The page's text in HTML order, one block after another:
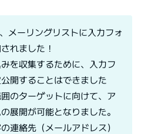
メーリングリストに入力フォ
れました！
を収集するために、入力フ
開することはできました
のターゲットに向けて、ア
展開が可能となりました。
連絡先（メールアドレス）